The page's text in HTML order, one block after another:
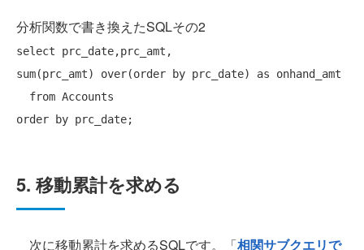
分析関数で書き換えたSQLその2
select prc_date,prc_amt,
sum(prc_amt) over(order by prc_date) as onhand_amt
from
order
by
5. 移動累計を求める
次に移動累計を求めるSQLです。「相関サブクエリで